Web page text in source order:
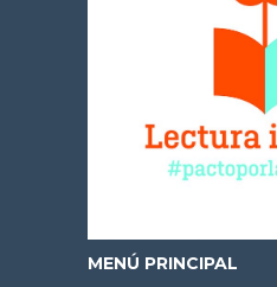
MENÚ PRINCIPAL